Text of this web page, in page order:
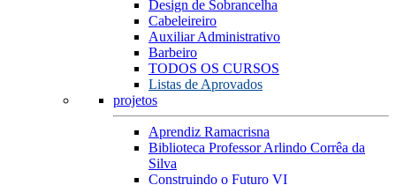
Design de Sobrancelha
Cabeleireiro
Auxiliar Administrativo
Barbeiro
TODOS OS CURSOS
Listas de Aprovados
projetos
Aprendiz Ramacrisna
Biblioteca Professor Arlindo Corrêa da
Silva
Construindo o Futuro VI